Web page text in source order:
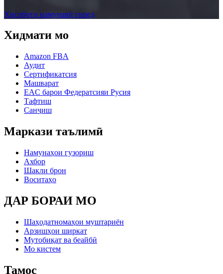
Ҳисоботи намунавӣ гиред
Хидмати мо
Amazon FBA
Аудит
Сертификатсия
Машварат
EAC барои Федератсияи Русия
Тафтиш
Санҷиш
Маркази таълимӣ
Намунаҳои гузориш
Ахбор
Шакли брон
Воситаҳо
ДАР БОРАИ МО
Шаҳодатномаҳои муштариён
Арзишҳои ширкат
Мутобиқат ва беайбӣ
Мо кистем
Тамос